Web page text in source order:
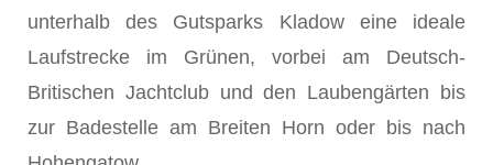
unterhalb des Gutsparks Kladow eine ideale
Laufstrecke im Grünen, vorbei am Deutsch-
Britischen Jachtclub und den Laubengärten bis
zur Badestelle am Breiten Horn oder bis nach